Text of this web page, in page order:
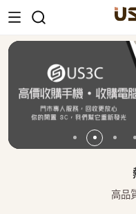
USD 智選二手
高品